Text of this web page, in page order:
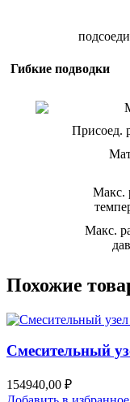
Гибкие подводки
Присоед.
Макс.
Макс.
Похожие
Смесительный
154940,00 ₽